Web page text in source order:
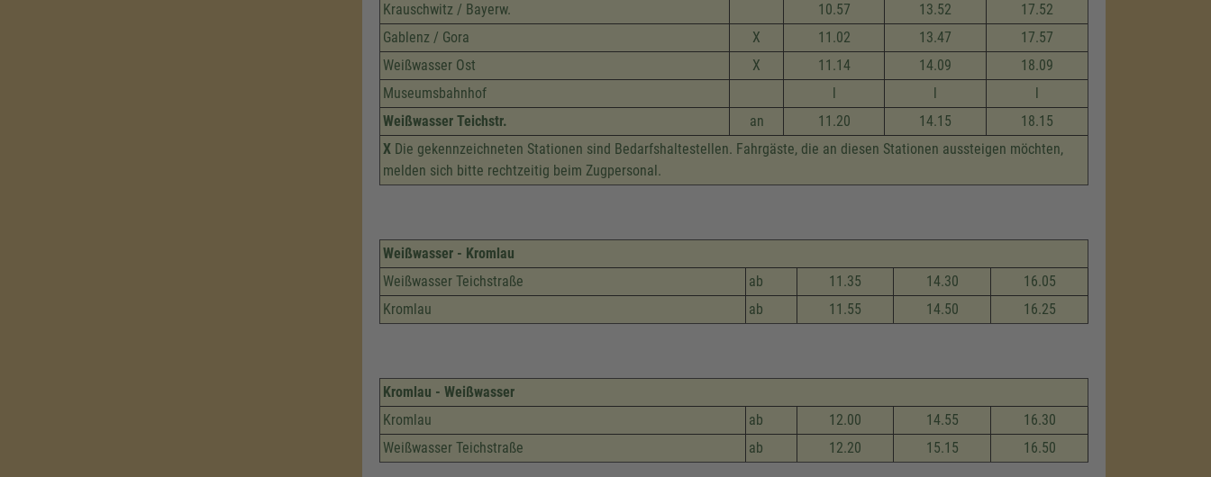
Krauschwitz / Bayerw.
10.57 13.52
17.52
Gablenz / Gora
X 11.02 13.47
17.57
Weißwasser Ost
X 11.14 14.09
18.09
Museumsbahnhof
l l
l
Weißwasser Teichstr.
an 11.20 14.15
18.15
X Die gekennzeichneten Stationen sind Bedarfshaltestellen. Fahrgäste, die an diesen Stationen aussteigen möchten,
melden sich bitte rechtzeitig beim Zugpersonal.
Weißwasser - Kromlau
Weißwasser Teichstraße
ab 11.35 14.30
16.05
Kromlau
ab 11.55 14.50 16.25
Kromlau - Weißwasser
Kromlau
ab 12.00 14.55
16.30
Weißwasser Teichstraße
ab 12.20 15.15 16.50